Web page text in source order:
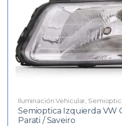
Iluminación Vehicular,
Semioptica Izquierda VW
Parati / Saveiro